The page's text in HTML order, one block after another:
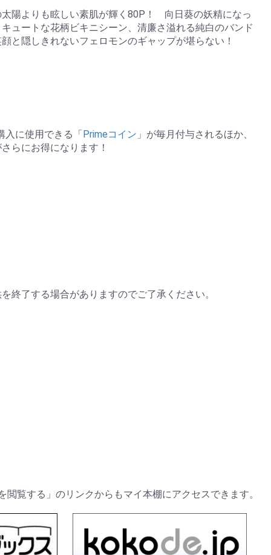
陽よりも眩しい素肌が輝く80P！ 向日葵の妖精になっ
ュートな花柄ビキニシーン、清廉さ溢れる純白のバンド
と隠しきれないフェロモンのギャップが堪らない！
入に使用できる「Primeコイン 」が毎月付与されるほか、
らにお得になります！
終了する場合がありますのでご了承ください。
覧する」のリンクからもマイ本棚にアクセスできます。